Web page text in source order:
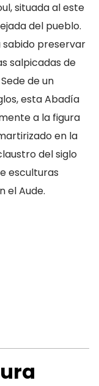
situada al este
del pueblo.
sabido preservar
salpicadas de
de un
esta Abadía
a la figura
en la
del siglo
esculturas
el Aude.